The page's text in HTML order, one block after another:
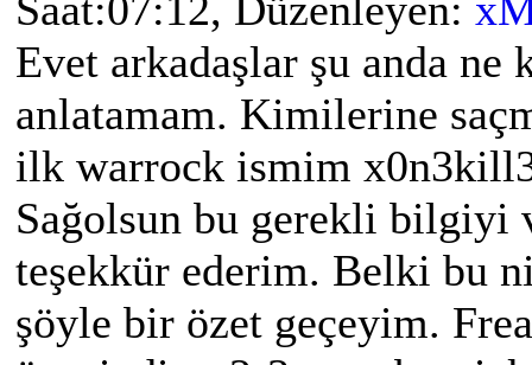
Evet arkadaşlar şu anda
anlatamam. Kimilerine
ilk warrock ismim
Sağolsun bu gerekli bilgiyi
teşekkür ederim. Belki bu
şöyle bir özet geçeyim.